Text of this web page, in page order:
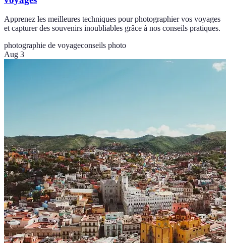
Apprenez les meilleures techniques pour photographier vos voyages
et capturer des souvenirs inoubliables grâce à nos conseils pratiques.
photographie de voyageconseils photo
Aug 3